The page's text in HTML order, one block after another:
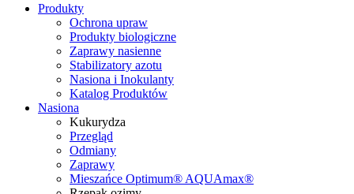
Produkty
Ochrona upraw
Produkty biologiczne
Zaprawy nasienne
Stabilizatory azotu
Nasiona i Inokulanty
Katalog Produktów
Nasiona
Kukurydza
Przegląd
Odmiany
Zaprawy
Mieszańce Optimum® AQUAmax®